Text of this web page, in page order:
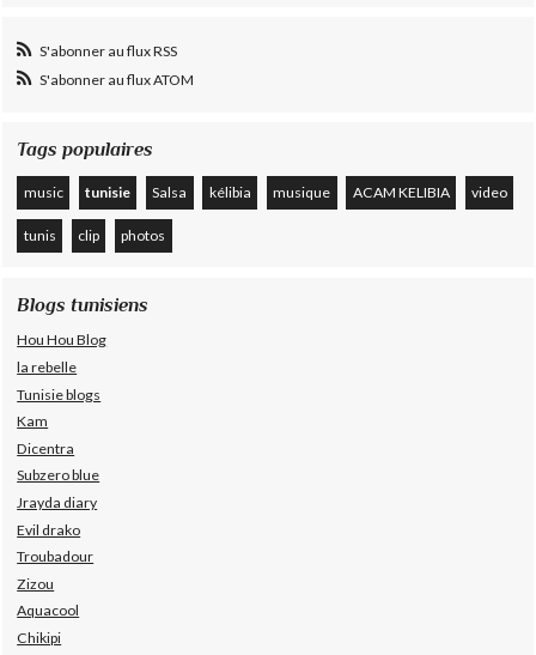
S'abonner au flux RSS
S'abonner au flux ATOM
Tags populaires
music tunisie Salsa kélibia musique ACAM KELIBIA video
tunis clip photos
Blogs tunisiens
Hou Hou Blog
la rebelle
Tunisie blogs
Kam
Dicentra
Subzero blue
Jrayda diary
Evil drako
Troubadour
Zizou
Aquacool
Chikipi